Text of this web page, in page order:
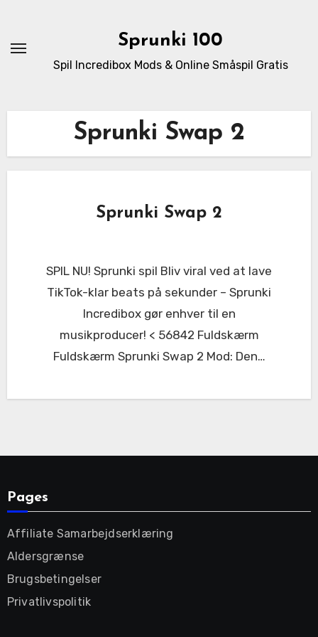
content
Sprunki 100
Spil Incredibox Mods & Online Småspil Gratis
Sprunki Swap 2
Sprunki Swap 2
SPIL NU! Sprunki spil Bliv viral ved at lave
TikTok-klar beats på sekunder – Sprunki
Incredibox gør enhver til en
musikproducer! < 56842 Fuldskærm
Fuldskærm Sprunki Swap 2 Mod: Den…
Pages
Affiliate Samarbejdserklæring
Aldersgrænse
Brugsbetingelser
Privatlivspolitik